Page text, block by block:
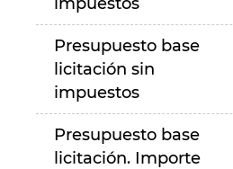
Presupuesto base
licitación sin
impuestos
Presupuesto base
licitación. Importe